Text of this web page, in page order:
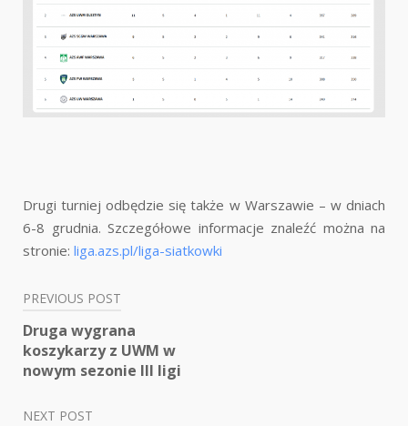
Drugi turniej odbędzie się także w Warszawie – w dniach
6-8 grudnia. Szczegółowe informacje znaleźć można na
stronie: liga.azs.pl/liga-siatkowki
Nawigacja
wpisu
PREVIOUS POST
Druga wygrana
koszykarzy z UWM w
nowym sezonie III ligi
NEXT POST